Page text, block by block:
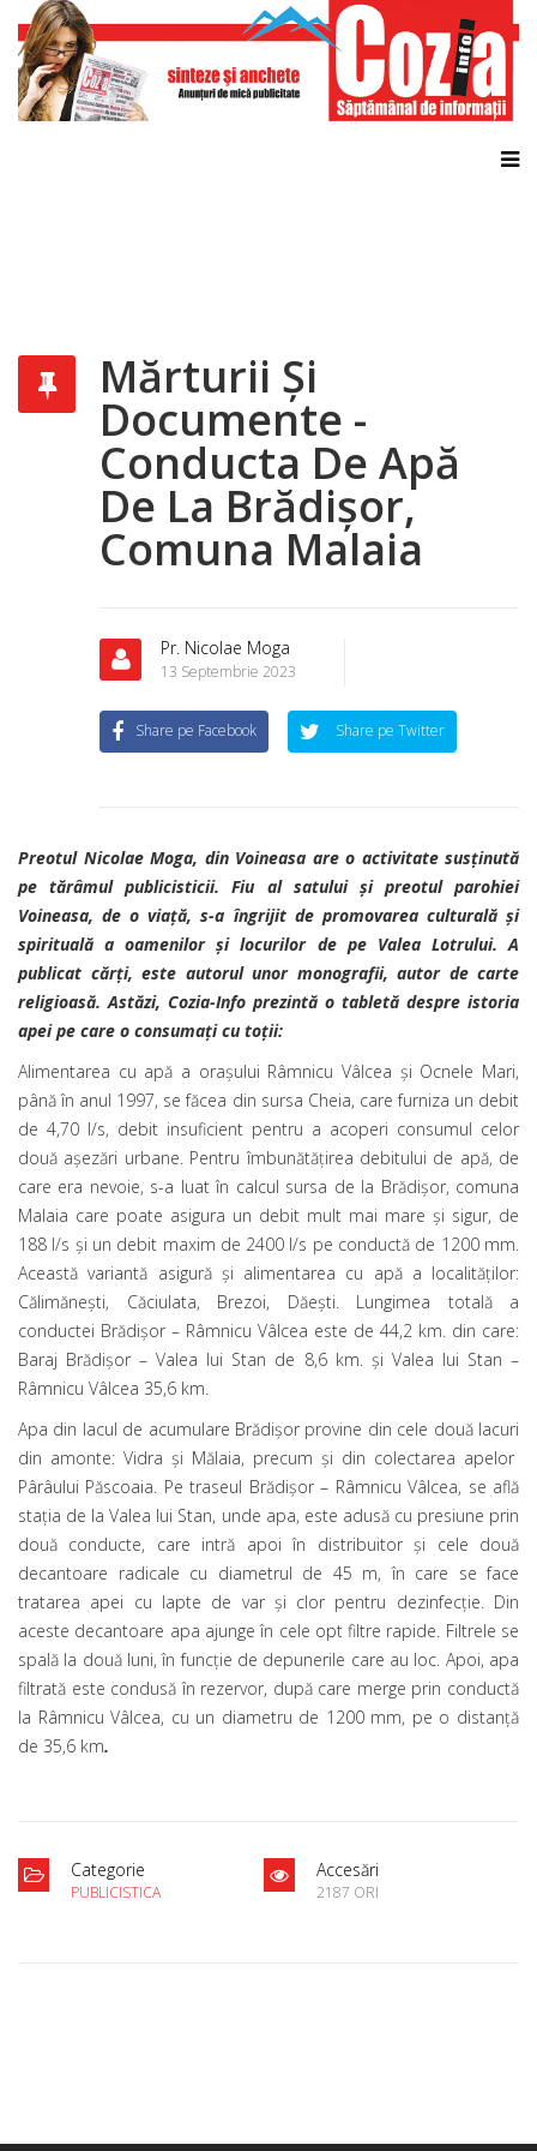
Mărturii Şi
Documente -
Conducta De Apă
De La Brădișor,
Comuna Malaia
Pr. Nicolae Moga
13 Septembrie 2023
Share pe Facebook Share pe Twitter
Preotul Nicolae Moga, din Voineasa are o activitate susținută
pe tărâmul publicisticii. Fiu al satului și preotul parohiei
Voineasa, de o viață, s-a îngrijit de promovarea culturală și
spirituală a oamenilor și locurilor de pe Valea Lotrului. A
publicat cărți, este autorul unor monografii, autor de carte
religioasă. Astăzi, Cozia-Info prezintă o tabletă despre istoria
apei pe care o consumați cu toții:
Alimentarea cu apă a orașului Râmnicu Vâlcea și Ocnele Mari,
până în anul 1997, se făcea din sursa Cheia, care furniza un debit
de 4,70 l/s, debit insuficient pentru a acoperi consumul celor
două așezări urbane. Pentru îmbunătățirea debitului de apă, de
care era nevoie, s-a luat în calcul sursa de la Brădișor, comuna
Malaia care poate asigura un debit mult mai mare și sigur, de
188 l/s și un debit maxim de 2400 l/s pe conductă de 1200 mm.
Această variantă asigură și alimentarea cu apă a localităților:
Călimănești, Căciulata, Brezoi, Dăești. Lungimea totală a
conductei Brădișor – Râmnicu Vâlcea este de 44,2 km. din care:
Baraj Brădișor – Valea lui Stan de 8,6 km. și Valea lui Stan –
Râmnicu Vâlcea 35,6 km.
Apa din lacul de acumulare Brădișor provine din cele două lacuri
din amonte: Vidra și Mălaia, precum și din colectarea apelor
Pârâului Păscoaia. Pe traseul Brădișor – Râmnicu Vâlcea, se află
stația de la Valea lui Stan, unde apa, este adusă cu presiune prin
două conducte, care intră apoi în distribuitor și cele două
decantoare radicale cu diametrul de 45 m, în care se face
tratarea apei cu lapte de var și clor pentru dezinfecție. Din
aceste decantoare apa ajunge în cele opt filtre rapide. Filtrele se
spală la două luni, în funcție de depunerile care au loc. Apoi, apa
filtrată este condusă în rezervor, după care merge prin conductă
la Râmnicu Vâlcea, cu un diametru de 1200 mm, pe o distanță
de 35,6 km.
Categorie
PUBLICISTICA
Accesări
2187 ORI